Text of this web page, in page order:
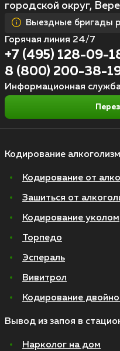
Кодирование
Кодирование от
Зашиться от
Кодирование уколом
Торпедо
Эспераль
Вивитрол
Кодирование
Вывод из запоя в
Нарколог на дом
городской округ,
Выездные бригады
Горячая линия 24/7
+7 (495) 128-09-
8 (800) 200-38-
Информационная